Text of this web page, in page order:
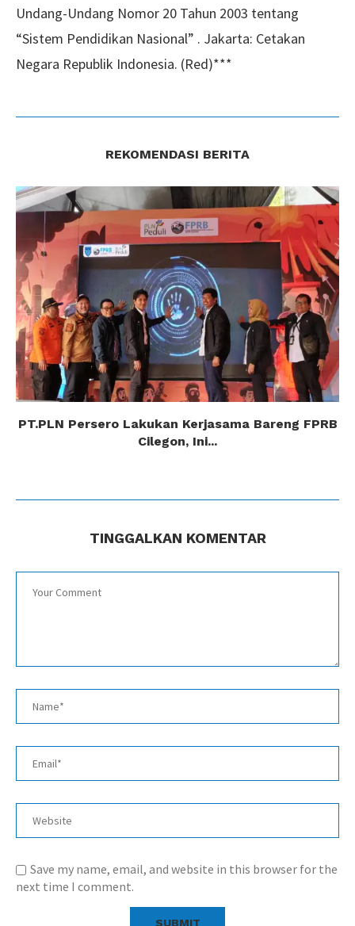
Undang-Undang Nomor 20 Tahun 2003 tentang
“Sistem Pendidikan Nasional” . Jakarta: Cetakan
Negara Republik Indonesia. (Red)***
REKOMENDASI BERITA
PT.PLN Persero Lakukan Kerjasama Bareng FPRB
Cilegon, Ini...
TINGGALKAN KOMENTAR
Save my name, email, and website in this browser for the
next time I comment.